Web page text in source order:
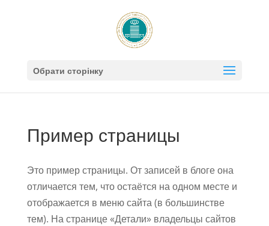
Обрати сторінку
Пример страницы
Это пример страницы. От записей в блоге она
отличается тем, что остаётся на одном месте и
отображается в меню сайта (в большинстве
тем). На странице «Детали» владельцы сайтов